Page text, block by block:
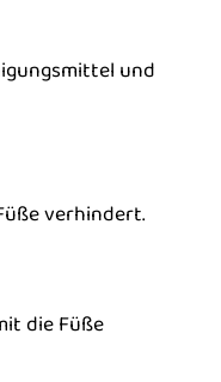
und
verhindert.
die Füße